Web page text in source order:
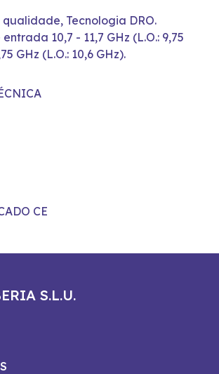
Tecnologia DRO.
10,7 - 11,7 GHz (L.O.: 9,75
GHz (L.O.: 10,6 GHz).
CE
S.L.U.